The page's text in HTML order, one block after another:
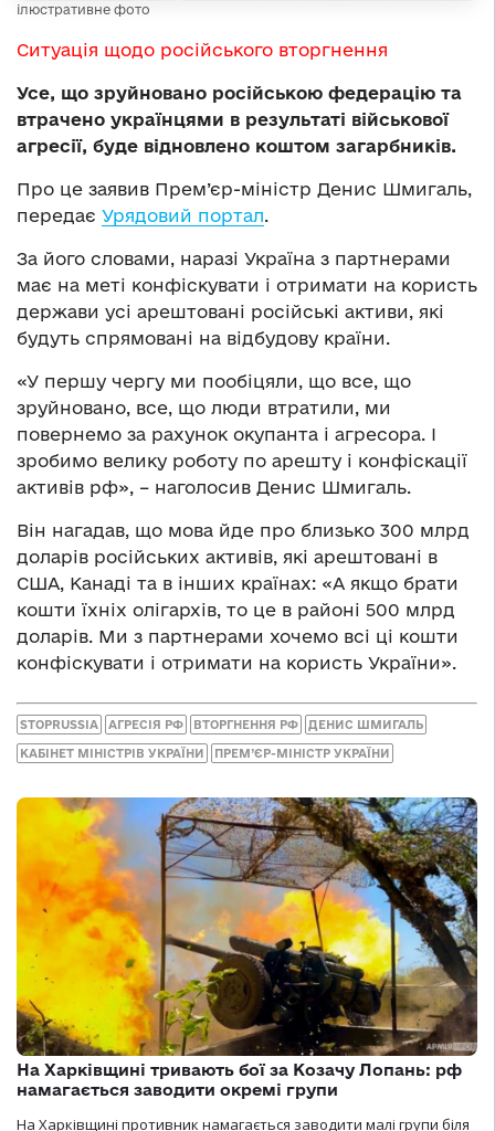
ілюстративне фото
Ситуація щодо російського вторгнення
Усе, що зруйновано російською федерацію та
втрачено українцями в результаті військової
агресії, буде відновлено коштом загарбників.
Про це заявив Прем’єр-міністр Денис Шмигаль,
передає Урядовий портал.
За його словами, наразі Україна з партнерами
має на меті конфіскувати і отримати на користь
держави усі арештовані російські активи, які
будуть спрямовані на відбудову країни.
«У першу чергу ми пообіцяли, що все, що
зруйновано, все, що люди втратили, ми
повернемо за рахунок окупанта і агресора. І
зробимо велику роботу по арешту і конфіскації
активів рф», – наголосив Денис Шмигаль.
Він нагадав, що мова йде про близько 300 млрд
доларів російських активів, які арештовані в
США, Канаді та в інших країнах: «А якщо брати
кошти їхніх олігархів, то це в районі 500 млрд
доларів. Ми з партнерами хочемо всі ці кошти
конфіскувати і отримати на користь України».
STOPRUSSIA АГРЕСІЯ РФ ВТОРГНЕННЯ РФ ДЕНИС ШМИГАЛЬ
КАБІНЕТ МІНІСТРІВ УКРАЇНИ ПРЕМ’ЄР-МІНІСТР УКРАЇНИ
На Харківщині тривають бої за Козачу Лопань: рф
намагається заводити окремі групи
На Харківщині противник намагається заводити малі групи біля